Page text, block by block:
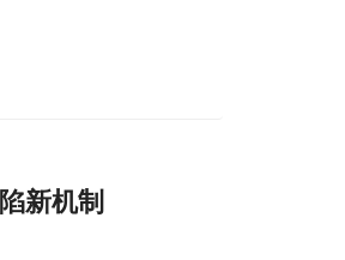
新机制